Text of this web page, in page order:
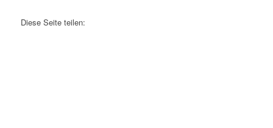
Diese Seite teilen: